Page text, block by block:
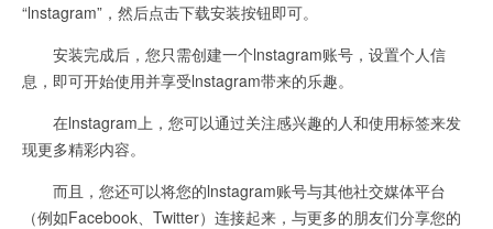
“lnstagram”，然后点击下载安装按钮即可。
安装完成后，您只需创建一个lnstagram账号，设置个人信
息，即可开始使用并享受lnstagram带来的乐趣。
在lnstagram上，您可以通过关注感兴趣的人和使用标签来发
现更多精彩内容。
而且，您还可以将您的lnstagram账号与其他社交媒体平台
（例如Facebook、Twitter）连接起来，与更多的朋友们分享您的